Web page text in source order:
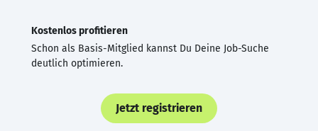
Kostenlos profitieren
Schon als Basis-Mitglied kannst Du Deine Job-Suche
deutlich optimieren.
Jetzt registrieren